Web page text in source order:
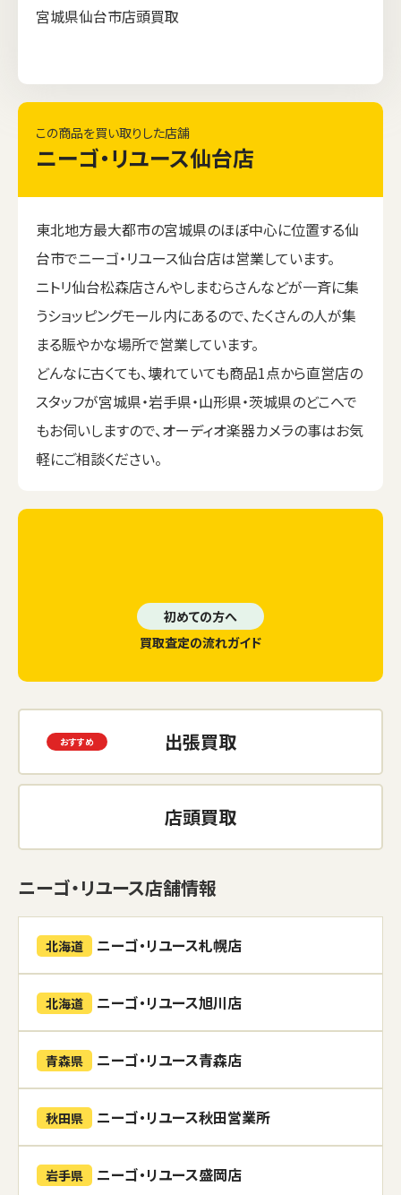
宮城県仙台市店頭買取
この商品を買い取りした店舗
ニーゴ・リユース仙台店
東北地方最大都市の宮城県のほぼ中心に位置する仙
台市でニーゴ・リユース仙台店は営業しています。
ニトリ仙台松森店さんやしまむらさんなどが一斉に集
うショッピングモール内にあるので、たくさんの人が集
まる賑やかな場所で営業しています。
どんなに古くても、壊れていても商品1点から直営店の
スタッフが宮城県・岩手県・山形県・茨城県のどこへで
もお伺いしますので、オーディオ楽器カメラの事はお気
軽にご相談ください。
初めての方へ
買取査定の流れガイド
出張買取
店頭買取
ニーゴ・リユース店舗情報
北海道 ニーゴ・リユース札幌店
北海道 ニーゴ・リユース旭川店
青森県 ニーゴ・リユース青森店
秋田県 ニーゴ・リユース秋田営業所
岩手県 ニーゴ・リユース盛岡店